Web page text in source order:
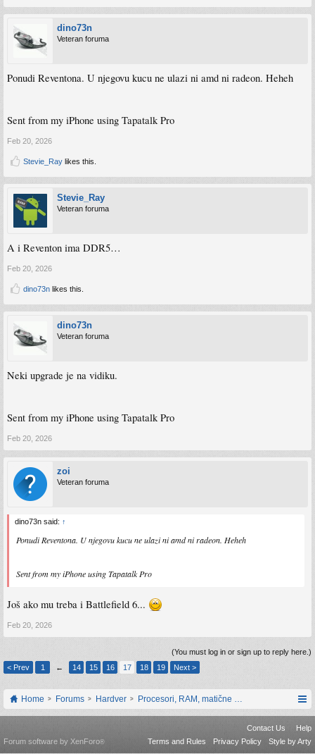
dino73n
Veteran foruma
Ponudi Reventona. U njegovu kucu ne ulazi ni amd ni radeon. Heheh
Sent from my iPhone using Tapatalk Pro
Feb 20, 2026
Stevie_Ray likes this.
Stevie_Ray
Veteran foruma
A i Reventon ima DDR5…
Feb 20, 2026
dino73n likes this.
dino73n
Veteran foruma
Neki upgrade je na vidiku.
Sent from my iPhone using Tapatalk Pro
Feb 20, 2026
zoi
Veteran foruma
dino73n said: ↑
Ponudi Reventona. U njegovu kucu ne ulazi ni amd ni radeon. Heheh
Sent from my iPhone using Tapatalk Pro
Još ako mu treba i Battlefield 6...
Feb 20, 2026
(You must log in or sign up to reply here.)
< Prev
1 ← 14 15 16 17 18 19 Next >
Home Forums Hardver Procesori, RAM, matične ploče i grafičke
Contact Us
Help
Terms and Rules
Privacy Policy Style by Arty
Forum software by XenForo®